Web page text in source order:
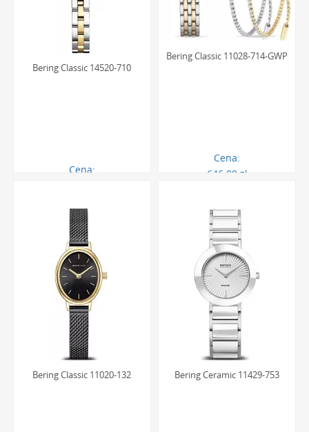
Bering Classic 14520-710
Cena:
Bering Classic 11028-714-GWP
Cena:
646.00 zł
Bering Classic 11020-132 Bering Ceramic 11429-753